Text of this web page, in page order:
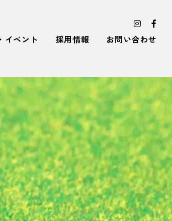
イベント 採用情報 お問い合わせ